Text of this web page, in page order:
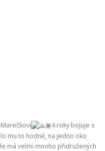
4 roky bojuje s
mu to hodně, na jedno oko
má velmi mnoho přidružených